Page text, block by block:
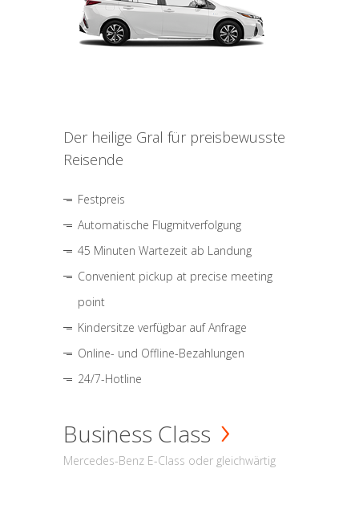
Der heilige Gral für preisbewusste
Reisende
Festpreis
Automatische Flugmitverfolgung
45 Minuten Wartezeit ab Landung
Convenient pickup at precise meeting
point
Kindersitze verfügbar auf Anfrage
Online- und Offline-Bezahlungen
24/7-Hotline
Business Class
Mercedes-Benz E-Class oder gleichwärtig